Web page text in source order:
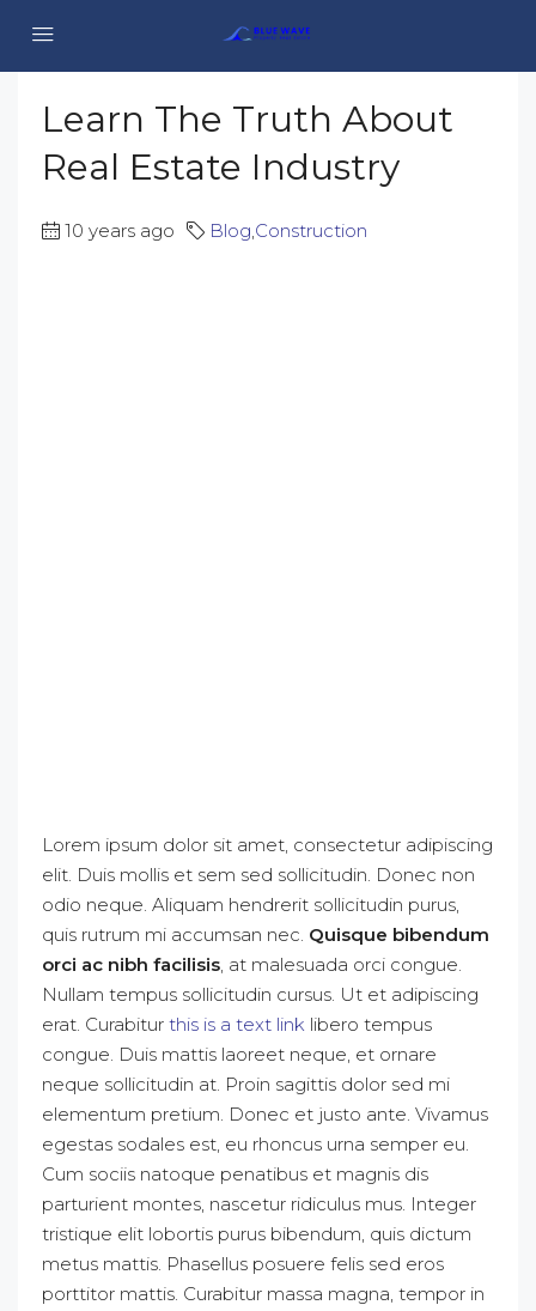
Learn The Truth About
Real Estate Industry
10 years ago Blog,Construction
Lorem ipsum dolor sit amet, consectetur adipiscing
elit. Duis mollis et sem sed sollicitudin. Donec non
odio neque. Aliquam hendrerit sollicitudin purus,
quis rutrum mi accumsan nec. Quisque bibendum
orci ac nibh facilisis, at malesuada orci congue.
Nullam tempus sollicitudin cursus. Ut et adipiscing
erat. Curabitur this is a text link libero tempus
congue. Duis mattis laoreet neque, et ornare
neque sollicitudin at. Proin sagittis dolor sed mi
elementum pretium. Donec et justo ante. Vivamus
egestas sodales est, eu rhoncus urna semper eu.
Cum sociis natoque penatibus et magnis dis
parturient montes, nascetur ridiculus mus. Integer
tristique elit lobortis purus bibendum, quis dictum
metus mattis. Phasellus posuere felis sed eros
porttitor mattis. Curabitur massa magna, tempor in